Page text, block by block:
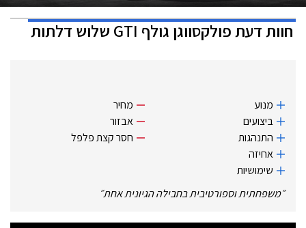
חוות דעתפולקסווגן גולף GTI שלוש דלתות
מנוע
ביצועים
התנהגות
אחיזה
שימושיות
מחיר
אבזור
חסר קצת פלפל
״משפחתית וספורטיבית בחבילה הגיונית אחת״